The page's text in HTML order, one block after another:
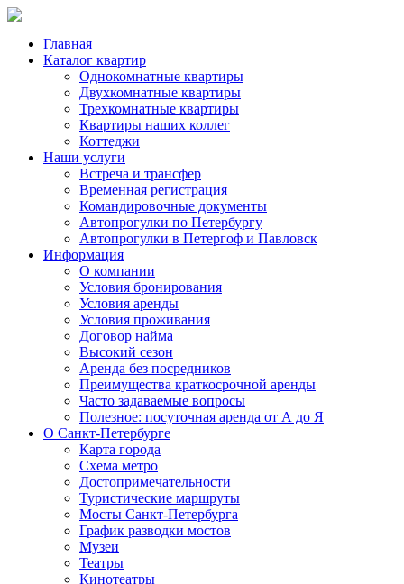
Главная
Каталог квартир
Однокомнатные квартиры
Двухкомнатные квартиры
Трехкомнатные квартиры
Квартиры наших коллег
Коттеджи
Наши услуги
Встреча и трансфер
Временная регистрация
Командировочные документы
Автопрогулки по Петербургу
Автопрогулки в Петергоф и Павловск
Информация
О компании
Условия бронирования
Условия аренды
Условия проживания
Договор найма
Высокий сезон
Аренда без посредников
Преимущества краткосрочной аренды
Часто задаваемые вопросы
Полезное: посуточная аренда от А до Я
О Санкт-Петербурге
Карта города
Схема метро
Достопримечательности
Туристические маршруты
Мосты Санкт-Петербурга
График разводки мостов
Музеи
Театры
Кинотеатры